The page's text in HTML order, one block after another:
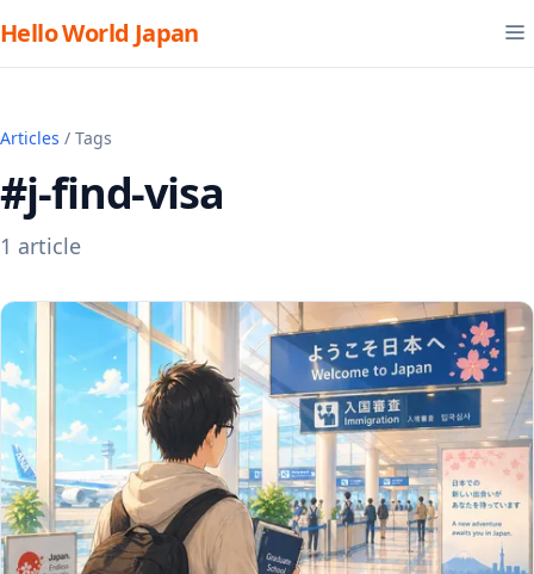
Hello World Japan
Articles / Tags
#j-find-visa
1 article